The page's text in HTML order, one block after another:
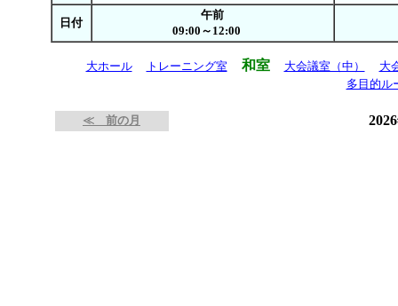
日付
午前
09:00～12:00
大ホール トレーニング室 和室 大会議室（中）
大
多目的ル
≪ 前の月